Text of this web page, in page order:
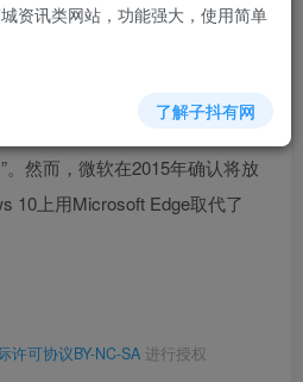
）是微软公司推出的一款网页浏
Internet Explorer（6版本以
。然而，微软在2015年确认将放
10上用Microsoft Edge取代了
许可协议BY-NC-SA 进行授权
资讯类网站，功能强大，使用简单
了解子抖有网